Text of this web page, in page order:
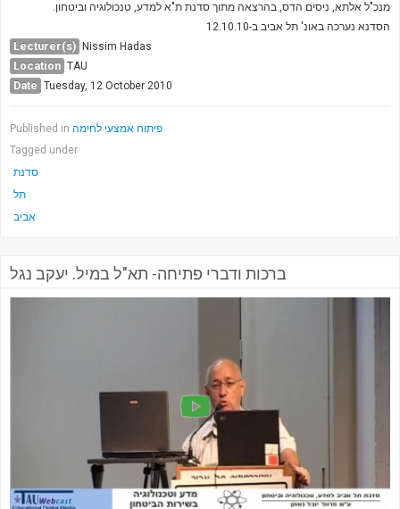
מנכ"ל אלתא, ניסים הדס, בהרצאה מתוך סדנת ת"א למדע, טנכולוגיה וביטחון.
הסדנא נערכה באונ' תל אביב ב-12.10.10
Lecturer(s) Nissim Hadas
Location TAU
Date Tuesday, 12 October 2010
Published in פיתוח אמצעי לחימה
Tagged under
סדנת
תל
אביב
ברכות ודברי פתיחה- תא"ל במיל. יעקב נגל